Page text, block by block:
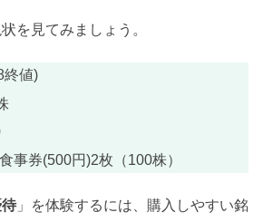
を見てみましょう。
終値)
事券(500円)2枚（100株）
」を体験するには、購入しやすい銘